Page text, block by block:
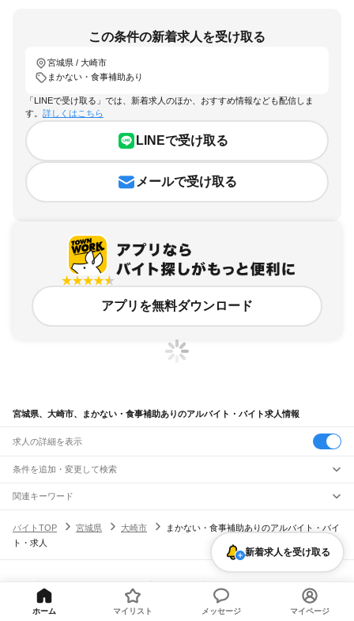
この条件の新着求人を受け取る
宮城県 / 大崎市
まかない・食事補助あり
「LINEで受け取る」では、新着求人のほか、おすすめ情報なども配信しま
す。 詳しくはこちら
LINEで受け取る
メールで受け取る
アプリを無料ダウンロード
宮城県、大崎市、まかない・食事補助ありのアルバイト・バイト求人情報
求人の詳細を表示
条件を追加・変更して検索
市区町村を追加・変更
宮城県すべて
仙台市
東松島市
刈田郡 亘理郡 加美郡遠田郡
牡鹿郡
駅を追加・変更
槻木駅
国府多賀城駅
松島駅愛宕駅 鹿島台駅松山町駅
田尻駅
瀬峰駅梅ケ沢駅 石越駅
職種を追加・変更
飲食・フードサービス
ホールスタッフ
キッチンスタッフ 皿洗い・洗い場精肉・鮮魚加工
給食調理
パン屋（ベーカリー）
フードカウンター販売員バー（BAR）・バーテンダー
日払いOK
学生歓迎深夜の仕事 髪型・髪色自由
ネイルOK
雇用形態を追加・変更
関連キーワード
宮城県 まかない・食事補助あり 居酒屋宮城県 大崎市 調理補助
宮城県 まかない・食事補助あり イオンモール名取
バイトTOP 宮城県 大崎市
まかない・食事補助ありのアルバイト・バイ
ト・求人
新着求人を受け取る
[企業]求人広告の掲載相談
ホーム マイリスト メッセージ マイページ